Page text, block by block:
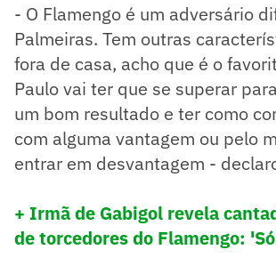
- O Flamengo é um adversário
Palmeiras. Tem outras
fora de casa, acho que é o
Paulo vai ter que se superar
um bom resultado e ter como
com alguma vantagem ou pelo
entrar em desvantagem -
+ Irmã de Gabigol revela
de torcedores do Flamengo: